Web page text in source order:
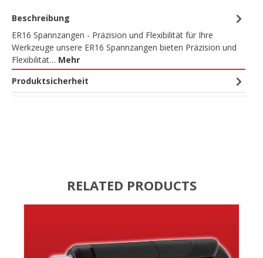
Beschreibung
ER16 Spannzangen - Präzision und Flexibilität für Ihre
Werkzeuge unsere ER16 Spannzangen bieten Präzision und
Flexibilität… Mehr
Produktsicherheit
RELATED PRODUCTS